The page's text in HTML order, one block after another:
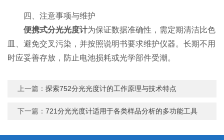
​​四、注意事项与维护​​
便携式分光光度计为保证数据准确性，需定期清洁比色
皿、避免交叉污染，并按照说明书要求维护仪器。长期不用
时应妥善存放，防止电池损耗或光学部件受潮。
上一篇：探索752分光光度计的工作原理与技术特点
下一篇：721分光光度计适用于各类样品分析的多功能工具